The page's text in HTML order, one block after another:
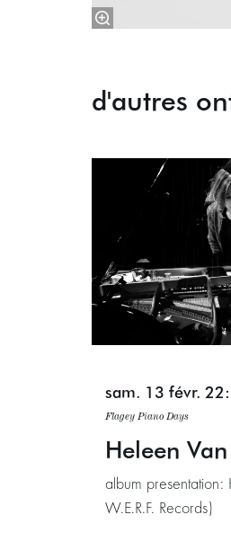
d'autres
Heleen
album
W.E.R.F. Records)
Flagey Piano Days
sam. 13 févr.